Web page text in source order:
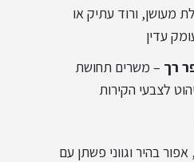
מינימליסטי
עיצוב תעשייתי
מעושן, ורוד עתיק או
עדין
רך – משרים תחושת
לצבעי הקירות
בהיר וגווני פשתן עם